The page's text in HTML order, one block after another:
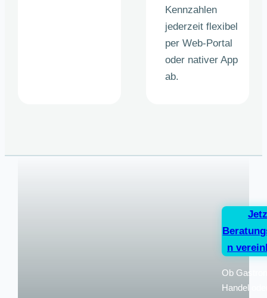
Kennzahlen
jederzeit flexibel
per Web-Portal
oder nativer App
ab.
n
Ob
Handel